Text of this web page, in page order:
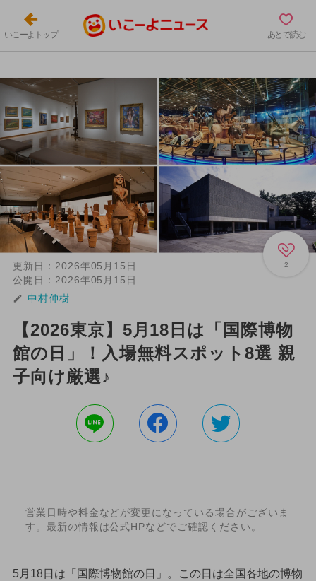
いこーよトップ あとで読む
2
更新日： 2026年05月15日
公開日： 2026年05月15日
中村伸樹
【2026東京】5月18日は「国際博物
館の日」！入場無料スポット8選 親
子向け厳選♪
営業日時や料金などが変更になっている場合がございま
す。最新の情報は公式HPなどでご確認ください。
5月18日は「国際博物館の日」。この日は全国各地の博物